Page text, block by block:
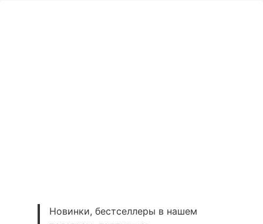
Новинки, бестселлеры в нашем